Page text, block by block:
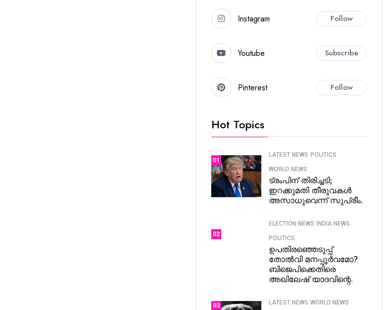
Instagram Follow
Youtube Subscribe
Pinterest Follow
Hot Topics
01
LATEST NEWS POLITICS
WORLD NEWS
ട്രംപിന് തിരിച്ചടി;
ഇറക്കുമതി തീരുവകൾ
അസാധുവെന്ന് സുപ്രീം.
02
ELECTION NEWS INDIA NEWS
POLITICS
ഉപതിരഞ്ഞെടുപ്പ്
തോൽവി മനപ്പൂർവമോ?
ബിജെപിക്കെതിരെ
അഖിലേഷ് യാദവിന്റെ.
03 LATEST NEWS WORLD NEWS